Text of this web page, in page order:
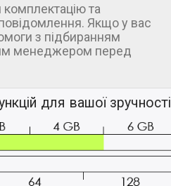
та
Якщо у вас
з підбиранням
менеджером перед
для вашої зручності